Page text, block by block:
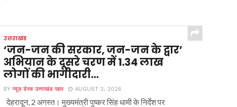
उत्तराखंड
‘जन-जन की सरकार, जन-जन के द्वार’
अभियान के दूसरे चरण में 1.34 लाख
लोगों की भागीदारी…
BYन्यूज़ डेस्क उत्तराखंड पहल AUGUST 2, 2026
देहरादून, 2 अगस्त। मुख्यमंत्री पुष्कर सिंह धामी के निर्देश पर